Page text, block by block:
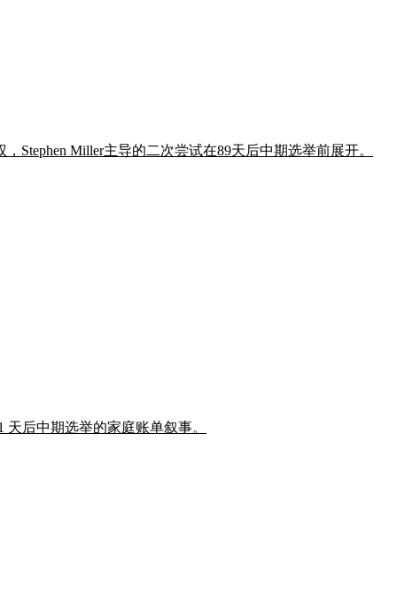
Stephen Miller主导的二次尝试在89天后中期选举前展开。
天后中期选举的家庭账单叙事。